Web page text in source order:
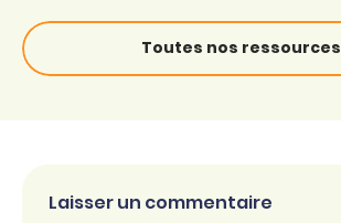
Toutes nos ressources
Laisser un commentaire